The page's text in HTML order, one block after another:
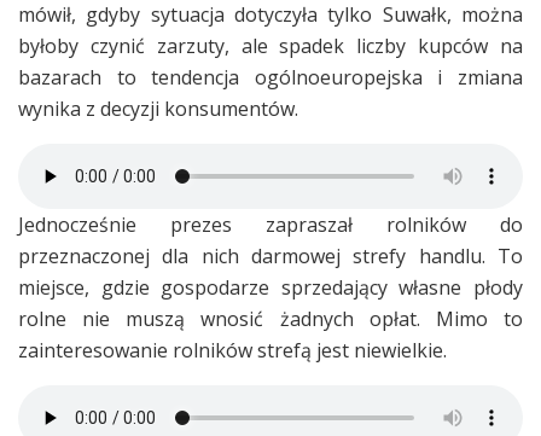
mówił, gdyby sytuacja dotyczyła tylko Suwałk, można
byłoby czynić zarzuty, ale spadek liczby kupców na
bazarach to tendencja ogólnoeuropejska i zmiana
wynika z decyzji konsumentów.
Jednocześnie prezes zapraszał rolników do
przeznaczonej dla nich darmowej strefy handlu. To
miejsce, gdzie gospodarze sprzedający własne płody
rolne nie muszą wnosić żadnych opłat. Mimo to
zainteresowanie rolników strefą jest niewielkie.